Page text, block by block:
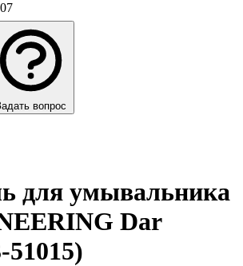
вопрос
для умывальника
Dar